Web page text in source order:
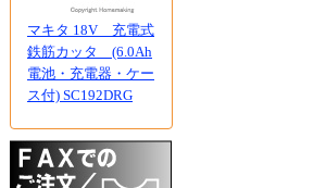
マキタ 18V 充電式
鉄筋カッタ (6.0Ah
電池・充電器・ケー
ス付) SC192DRG